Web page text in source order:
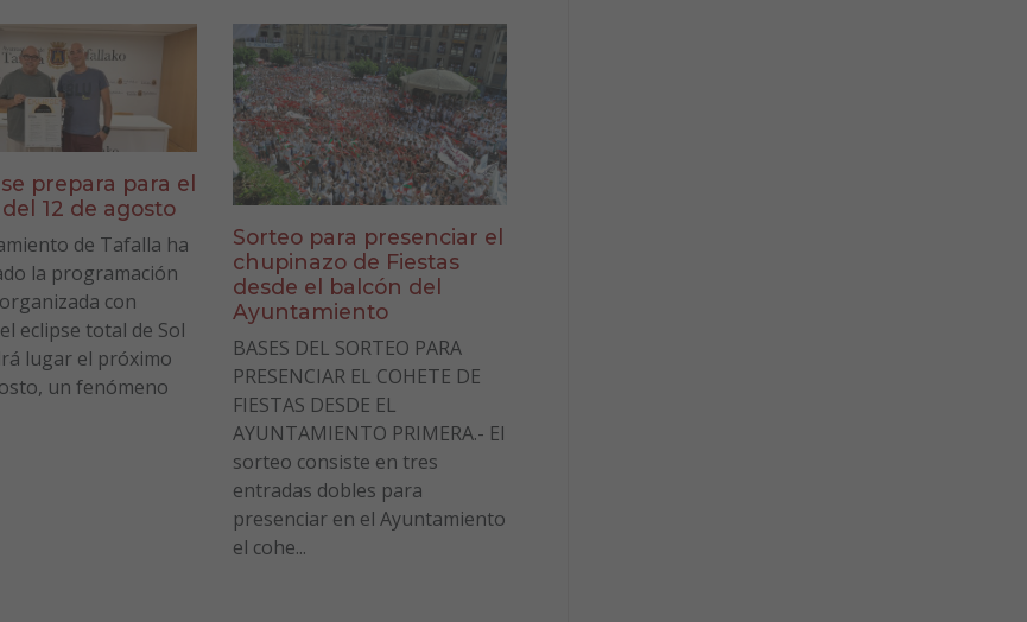
prepara para el
12 de agosto
de Tafalla ha
la programación
con
eclipse total de Sol
lugar el próximo
un fenómeno
Sorteo para presenciar el
chupinazo de Fiestas
desde el balcón del
Ayuntamiento
BASES DEL SORTEO PARA
PRESENCIAR EL COHETE DE
FIESTAS DESDE EL
AYUNTAMIENTO PRIMERA.- El
sorteo consiste en tres
entradas dobles para
presenciar en el Ayuntamiento
el cohe...